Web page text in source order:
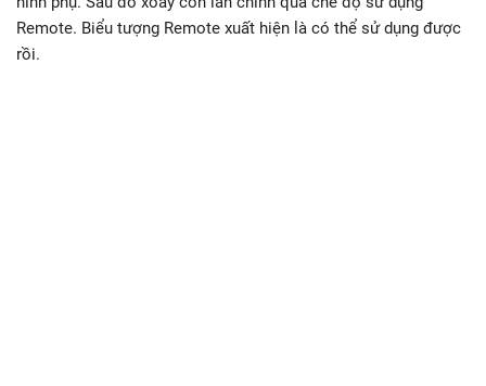
Remote. Biểu tượng Remote xuất hiện là có thể sử dụng được
rồi.